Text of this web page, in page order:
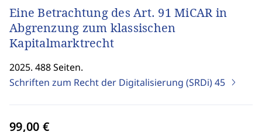
Eine Betrachtung des Art. 91 MiCAR in
Abgrenzung zum klassischen
Kapitalmarktrecht
2025. 488 Seiten.
Schriften zum Recht der Digitalisierung (SRDi)45